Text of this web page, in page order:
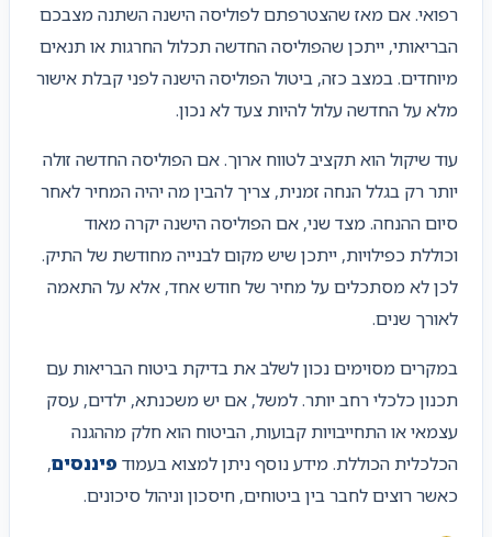
רפואי. אם מאז שהצטרפתם לפוליסה הישנה השתנה מצבכם
הבריאותי, ייתכן שהפוליסה החדשה תכלול החרגות או תנאים
מיוחדים. במצב כזה, ביטול הפוליסה הישנה לפני קבלת אישור
מלא על החדשה עלול להיות צעד לא נכון.
עוד שיקול הוא תקציב לטווח ארוך. אם הפוליסה החדשה זולה
יותר רק בגלל הנחה זמנית, צריך להבין מה יהיה המחיר לאחר
סיום ההנחה. מצד שני, אם הפוליסה הישנה יקרה מאוד
וכוללת כפילויות, ייתכן שיש מקום לבנייה מחודשת של התיק.
לכן לא מסתכלים על מחיר של חודש אחד, אלא על התאמה
לאורך שנים.
במקרים מסוימים נכון לשלב את בדיקת ביטוח הבריאות עם
תכנון כלכלי רחב יותר. למשל, אם יש משכנתא, ילדים, עסק
עצמאי או התחייבויות קבועות, הביטוח הוא חלק מההגנה
הכלכלית הכוללת. מידע נוסף ניתן למצוא בעמוד פיננסים,
כאשר רוצים לחבר בין ביטוחים, חיסכון וניהול סיכונים.